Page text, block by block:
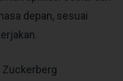
depan, sesuai
Zuckerberg